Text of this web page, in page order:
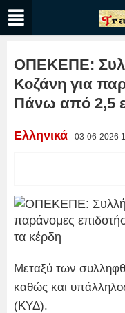
ΟΠΕΚΕΠΕ:
Κοζάνη για
Πάνω από 2,5
Ελληνικά - 03-06-2026
Μεταξύ των
καθώς και
(ΚΥΔ).